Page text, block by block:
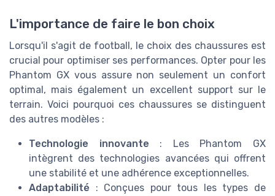
L'importance de faire le bon choix
Lorsqu'il s'agit de football, le choix des chaussures est
crucial pour optimiser ses performances. Opter pour les
Phantom GX vous assure non seulement un confort
optimal, mais également un excellent support sur le
terrain. Voici pourquoi ces chaussures se distinguent
des autres modèles :
Technologie innovante : Les Phantom GX
intègrent des technologies avancées qui offrent
une stabilité et une adhérence exceptionnelles.
Adaptabilité : Conçues pour tous les types de